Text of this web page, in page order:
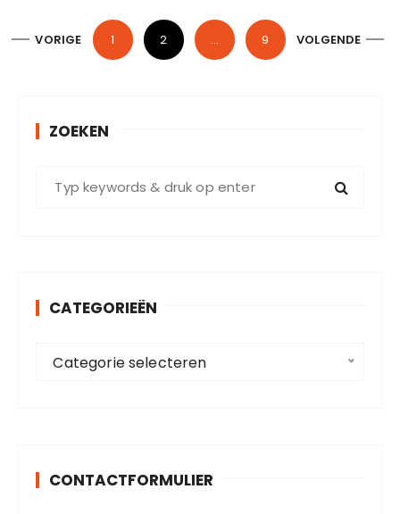
BVORIGE 1 2 … 9 VOLGENDE
ZOEKEN
CATEGORIEËN
r
Categorie selecteren
CONTACTFORMULIER